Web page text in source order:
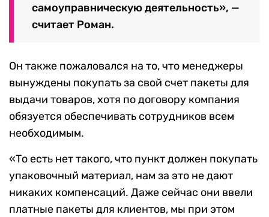
самоуправническую деятельность», —
считает Роман.
Он также пожаловался на то, что менеджеры
вынуждены покупать за свой счет пакеты для
выдачи товаров, хотя по договору компания
обязуется обеспечивать сотрудников всем
необходимым.
«То есть нет такого, что пункт должен покупать
упаковочный материал, нам за это не дают
никаких компенсаций. Даже сейчас они ввели
платные пакеты для клиентов, мы при этом